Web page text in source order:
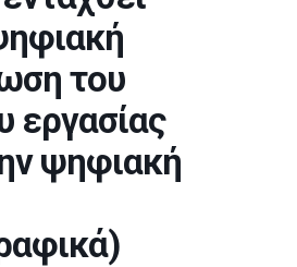
του
εργασίας
ψηφιακή